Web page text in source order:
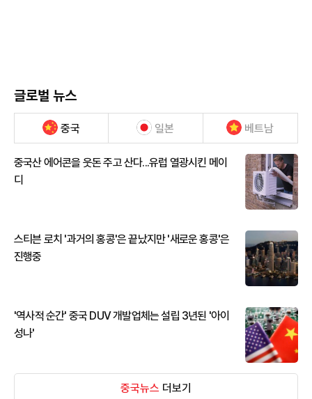
글로벌 뉴스
중국 일본 베트남
중국산 에어콘을 웃돈 주고 산다...유럽 열광시킨 메이
디
스티븐 로치 '과거의 홍콩'은 끝났지만 '새로운 홍콩'은
진행중
'역사적 순간' 중국 DUV 개발업체는 설립 3년된 '아이
성나'
중국뉴스 더보기